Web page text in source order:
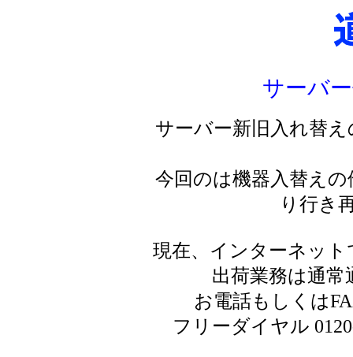
サーバ
サーバー新旧入れ替
今回のは機器入替え
り行き
現在、インターネッ
出荷業務は通
お電話もしくは
フリーダイヤル